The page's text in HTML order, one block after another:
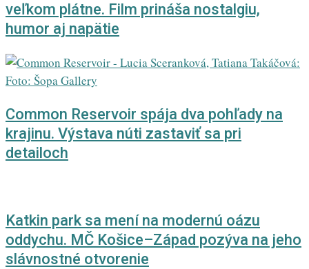
veľkom plátne. Film prináša nostalgiu,
humor aj napätie
Common Reservoir spája dva pohľady na
krajinu. Výstava núti zastaviť sa pri
detailoch
Katkin park sa mení na modernú oázu
oddychu. MČ Košice–Západ pozýva na jeho
slávnostné otvorenie